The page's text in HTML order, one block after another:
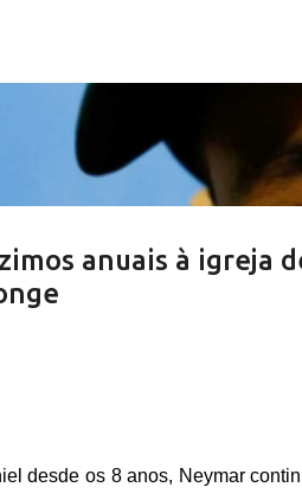
anuais à igreja
desde os 8 anos, Neymar